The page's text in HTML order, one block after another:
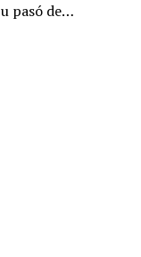
pasó de…